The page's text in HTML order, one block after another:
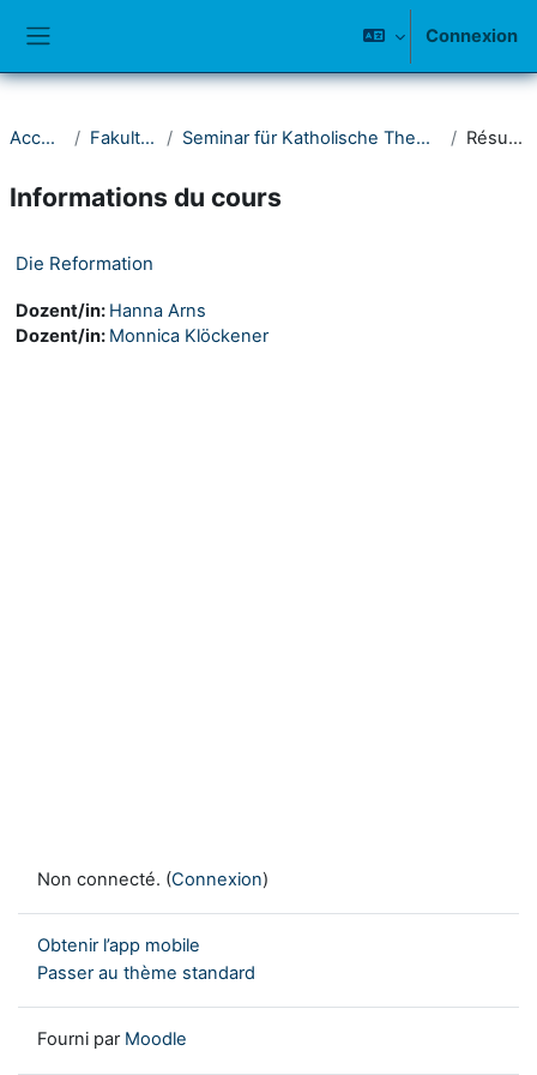
Connexion
Accueil Fakultät I Seminar für Katholische Theologie Résumé
Informations du cours
Die Reformation
Dozent/in: Hanna Arns
Dozent/in: Monnica Klöckener
Non connecté. (Connexion)
Obtenir l’app mobile
Passer au thème standard
Fourni par Moodle